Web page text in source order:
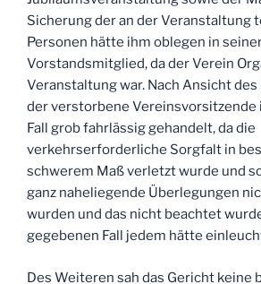
Sicherung der an der Veranstaltung
Personen hätte ihm oblegen in
Vorstandsmitglied, da der Verein
Veranstaltung war. Nach Ansicht
der verstorbene Vereinsvorsitzende
Fall grob fahrlässig gehandelt, da die
verkehrserforderliche Sorgfalt in
schwerem Maß verletzt wurde und
ganz naheliegende Überlegungen
wurden und das nicht beachtet
gegebenen Fall jedem hätte
Des Weiteren sah das Gericht keine